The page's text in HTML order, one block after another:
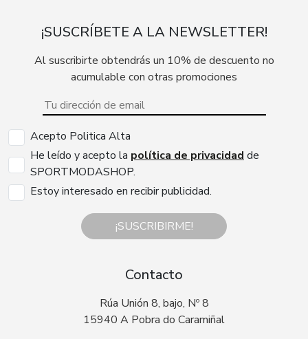
¡SUSCRÍBETE A LA NEWSLETTER!
Al suscribirte obtendrás un 10% de descuento no
acumulable con otras promociones
Acepto Politica Alta
He leído y acepto la política de privacidad de
SPORTMODASHOP.
Estoy interesado en recibir publicidad.
¡SUSCRIBIRME!
Contacto
Rúa Unión 8, bajo, Nº 8
15940 A Pobra do Caramiñal